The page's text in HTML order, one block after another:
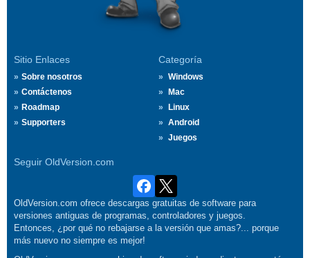
Sitio Enlaces
Sobre nosotros
Contáctenos
Roadmap
Supporters
Categoría
Windows
Mac
Linux
Android
Juegos
Seguir OldVersion.com
OldVersion.com ofrece descargas gratuitas de software para
versiones antiguas de programas, controladores y juegos.
Entonces, ¿por qué no rebajarse a la versión que amas?... porque
más nuevo no siempre es mejor!